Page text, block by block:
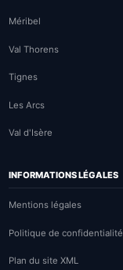
Méribel
Val Thorens
Tignes
Les Arcs
Val d'Isère
INFORMATIONS LÉGALES
Mentions légales
Politique de confidentialité
Plan du site XML